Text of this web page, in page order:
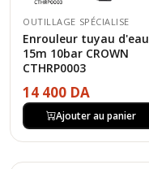
OUTILLAGE SPÉCIALISE
Enrouleur tuyau d'eau
15m 10bar CROWN
CTHRP0003
14 400 DA
Ajouter au panier